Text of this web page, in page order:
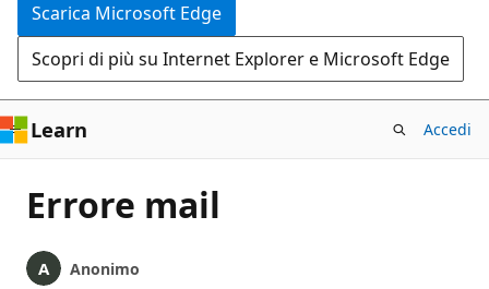
Scarica Microsoft Edge
Scopri di più su Internet Explorer e Microsoft Edge
Learn Accedi
Errore mail
Anonimo